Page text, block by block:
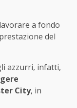
a fondo
del
azzurri, infatti,
City, in